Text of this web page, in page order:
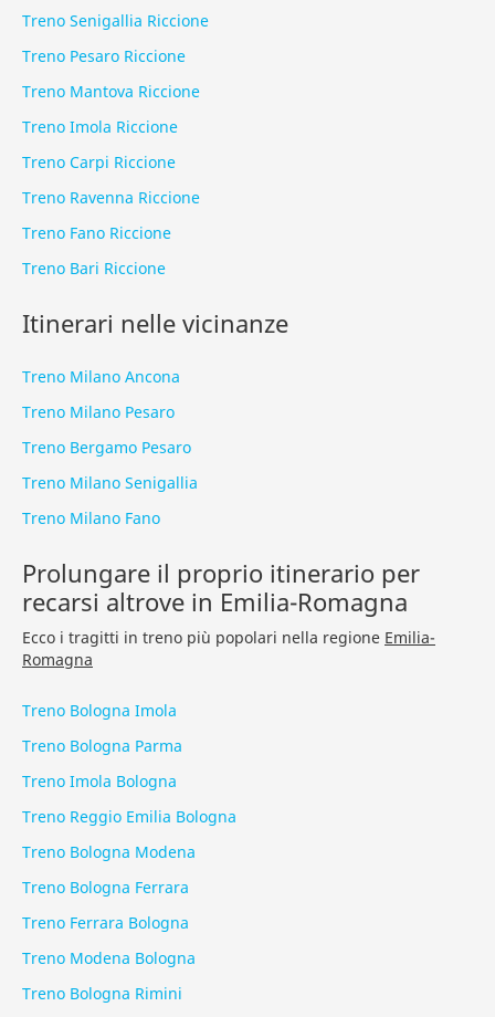
Treno Senigallia Riccione
Treno Pesaro Riccione
Treno Mantova Riccione
Treno Imola Riccione
Treno Carpi Riccione
Treno Ravenna Riccione
Treno Fano Riccione
Treno Bari Riccione
Itinerari nelle vicinanze
Treno Milano Ancona
Treno Milano Pesaro
Treno Bergamo Pesaro
Treno Milano Senigallia
Treno Milano Fano
Prolungare il proprio itinerario per
recarsi altrove in Emilia-Romagna
Ecco i tragitti in treno più popolari nella regione Emilia-
Romagna
Treno Bologna Imola
Treno Bologna Parma
Treno Imola Bologna
Treno Reggio Emilia Bologna
Treno Bologna Modena
Treno Bologna Ferrara
Treno Ferrara Bologna
Treno Modena Bologna
Treno Bologna Rimini